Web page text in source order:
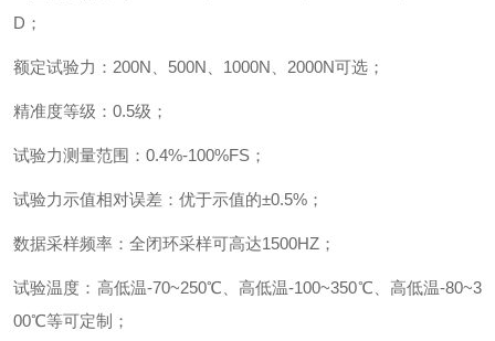
D ；
额定试验力 ： 200N 500N 1000N 2000N可选 ；
精准度等级 ： 0.5级 ；
试验力测量范围 ： 0.4%-100%FS ；
试验力示值相对误差 ： 优于示值的±0.5% ；
数据采样频率 ： 全闭环采样可高达1500HZ ；
试验温度 ： 高低温-70~250℃、高低温-100~350℃、高低温-80~3
00℃等可定制 ；